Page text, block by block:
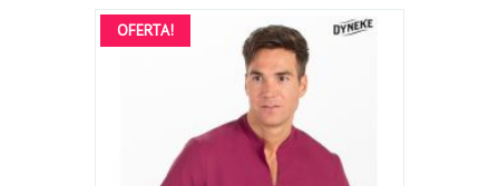
OFERTA!